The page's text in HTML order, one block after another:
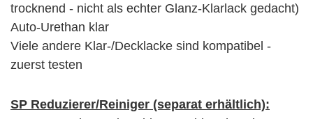
trocknend - nicht als echter Glanz-Klarlack gedacht)
Auto-Urethan klar
Viele andere Klar-/Decklacke sind kompatibel -
zuerst testen
SP Reduzierer/Reiniger (separat erhältlich):